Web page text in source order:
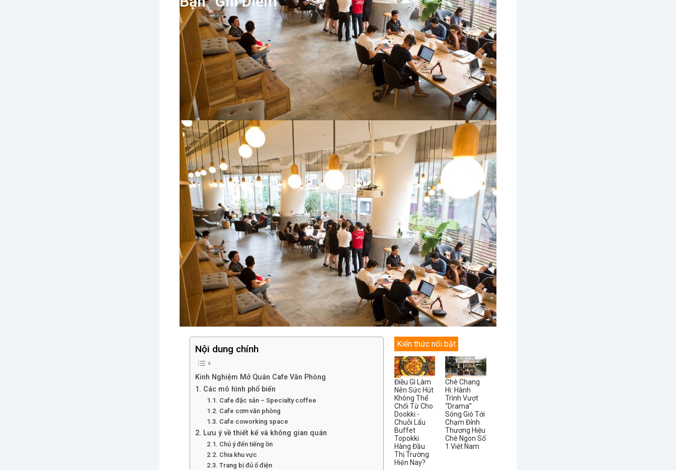
Nội dung chính
Kinh Nghiệm Mở Quán Cafe Văn Phòng
1. Các mô hình phổ biến
1.1. Cafe đặc sản – Specialty coffee
1.2. Cafe cơm văn phòng
1.3. Cafe coworking space
2. Lưu ý về thiết kế và không gian quán
2.1. Chú ý đến tiếng ồn
2.2. Chia khu vực
2.3. Trang bị đủ ổ điện
Kiến thức nổi bật
Điều Gì Làm
Nên Sức Hút
Không Thể
Chối Từ Cho
Dookki -
Chuỗi Lẩu
Buffet
Topokki
Hàng Đầu
Thị Trường
Hiện Nay?
Chè Chang
Hi: Hành
Trình Vượt
“Drama”
Sóng Gió Tới
Chạm Đỉnh
Thương Hiệu
Chè Ngon Số
1 Việt Nam